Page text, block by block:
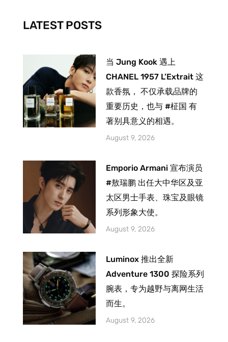
-
f
m
LATEST POSTS
当 Jung Kook 遇上
CHANEL 1957 L’Extrait 这
款香氛， 不仅承载品牌的
重要历史，也与 #柾国 有
著别具意义的相遇。
August 9, 2026
Emporio Armani 宣布演员
#敖瑞鹏 出任大中华区及亚
太区男士手表、珠宝及眼镜
系列形象大使。
August 9, 2026
Luminox 推出全新
Adventure 1300 探险系列
腕表，专为越野与离网生活
而生。
August 9, 2026